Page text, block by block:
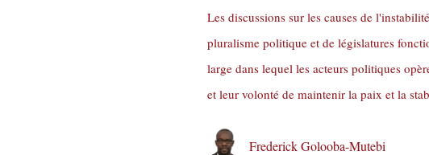
Les discussions sur les causes de
pluralisme politique et de législatures
large dans lequel les acteurs politiques
et leur volonté de maintenir la paix et la
Frederick Golooba-Mutebi